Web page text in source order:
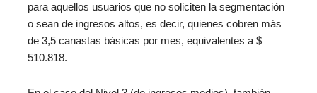
para aquellos usuarios que no soliciten la segmentación
o sean de ingresos altos, es decir, quienes cobren más
de 3,5 canastas básicas por mes, equivalentes a $
510.818.